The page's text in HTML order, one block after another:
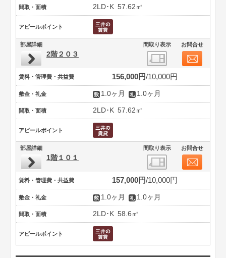
間取・面積 2LD･K 57.62㎡
アピールポイント
部屋詳細 間取り表示 お問合せ
2階２０３
賃料・管理費・共益費 156,000円 10,000円
敷金・礼金 1.0ヶ月 1.0ヶ月
間取・面積 2LD･K 57.62㎡
アピールポイント
部屋詳細 間取り表示 お問合せ
1階１０１
賃料・管理費・共益費 157,000円 10,000円
敷金・礼金 1.0ヶ月 1.0ヶ月
間取・面積 2LD･K 58.6㎡
アピールポイント